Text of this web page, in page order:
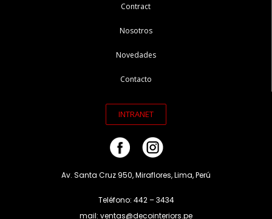
Contract
Nosotros
Novedades
Contacto
INTRANET
Av. Santa Cruz 950, Miraflores, Lima, Perú
Teléfono: 442 – 3434
mail: ventas@decointeriors.pe